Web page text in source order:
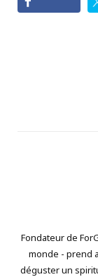
Fondateur de
monde - prend
déguster un